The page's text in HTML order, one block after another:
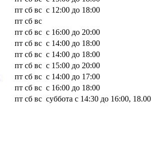
пт сб вс с 12:00 до 18:00
пт сб вс
пт сб вс с 16:00 до 20:00
пт сб вс с 14:00 до 18:00
пт сб вс с 14:00 до 18:00
пт сб вс с 15:00 до 20:00
пт сб вс с 14:00 до 17:00
пт сб вс с 16:00 до 18:00
пт сб вс суббота с 14:30 до 16:00,